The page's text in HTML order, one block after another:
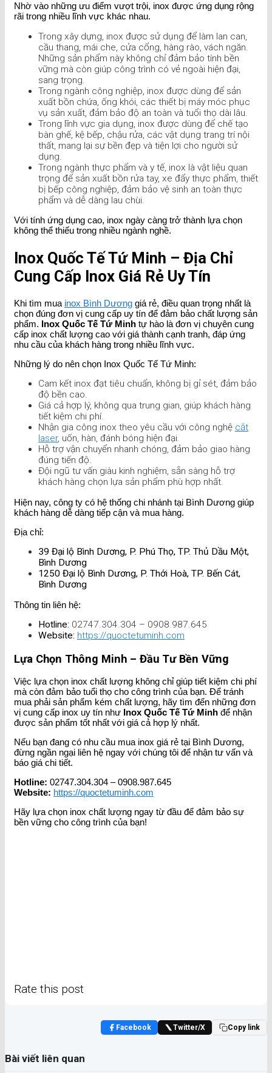
Nhờ vào những ưu điểm vượt trội, inox được ứng dụng rộng
rãi trong nhiều lĩnh vực khác nhau.
Trong xây dựng, inox được sử dụng để làm lan can,
cầu thang, mái che, cửa cổng, hàng rào, vách ngăn.
Những sản phẩm này không chỉ đảm bảo tính bền
vững mà còn giúp công trình có vẻ ngoài hiện đại,
sang trọng.
Trong ngành công nghiệp, inox được dùng để sản
xuất bồn chứa, ống khói, các thiết bị máy móc phục
vụ sản xuất, đảm bảo độ an toàn và tuổi thọ dài lâu.
Trong lĩnh vực gia dụng, inox được dùng để chế tạo
bàn ghế, kệ bếp, chậu rửa, các vật dụng trang trí nội
thất, mang lại sự bền đẹp và tiện lợi cho người sử
dụng.
Trong ngành thực phẩm và y tế, inox là vật liệu quan
trọng để sản xuất bồn rửa tay, xe đẩy thực phẩm, thiết
bị bếp công nghiệp, đảm bảo vệ sinh an toàn thực
phẩm và dễ dàng lau chùi.
Với tính ứng dụng cao, inox ngày càng trở thành lựa chọn
không thể thiếu trong nhiều ngành nghề.
Inox Quốc Tế Tứ Minh – Địa Chỉ
Cung Cấp Inox Giá Rẻ Uy Tín
Khi tìm mua inox Bình Dương giá rẻ, điều quan trọng nhất là
chọn đúng đơn vị cung cấp uy tín để đảm bảo chất lượng sản
phẩm. Inox Quốc Tế Tứ Minh tự hào là đơn vị chuyên cung
cấp inox chất lượng cao với giá thành cạnh tranh, đáp ứng
nhu cầu của khách hàng trong nhiều lĩnh vực.
Những lý do nên chọn Inox Quốc Tế Tứ Minh:
Cam kết inox đạt tiêu chuẩn, không bị gỉ sét, đảm bảo
độ bền cao.
Giá cả hợp lý, không qua trung gian, giúp khách hàng
tiết kiệm chi phí.
Nhận gia công inox theo yêu cầu với công nghệ cắt
laser, uốn, hàn, đánh bóng hiện đại.
Hỗ trợ vận chuyển nhanh chóng, đảm bảo giao hàng
đúng tiến độ.
Đội ngũ tư vấn giàu kinh nghiệm, sẵn sàng hỗ trợ
khách hàng chọn lựa sản phẩm phù hợp nhất.
Hiện nay, công ty có hệ thống chi nhánh tại Bình Dương giúp
khách hàng dễ dàng tiếp cận và mua hàng.
Địa chỉ:
39 Đại lộ Bình Dương, P. Phú Thọ, TP. Thủ Dầu Một,
Bình Dương
1250 Đại lộ Bình Dương, P. Thới Hoà, TP. Bến Cát,
Bình Dương
Thông tin liên hệ:
Hotline: 02747.304.304 – 0908.987.645
Website: https://quoctetuminh.com
Lựa Chọn Thông Minh – Đầu Tư Bền Vững
Việc lựa chọn inox chất lượng không chỉ giúp tiết kiệm chi phí
mà còn đảm bảo tuổi thọ cho công trình của bạn. Để tránh
mua phải sản phẩm kém chất lượng, hãy tìm đến những đơn
vị cung cấp inox uy tín như Inox Quốc Tế Tứ Minh để nhận
được sản phẩm tốt nhất với giá cả hợp lý nhất.
Nếu bạn đang có nhu cầu mua inox giá rẻ tại Bình Dương,
đừng ngần ngại liên hệ ngay với chúng tôi để nhận tư vấn và
báo giá chi tiết.
Hotline: 02747.304.304 – 0908.987.645
Website: https://quoctetuminh.com
Hãy lựa chọn inox chất lượng ngay từ đầu để đảm bảo sự
bền vững cho công trình của bạn!
Rate this post
Facebook Twitter/X Copy link
Bài viết liên quan